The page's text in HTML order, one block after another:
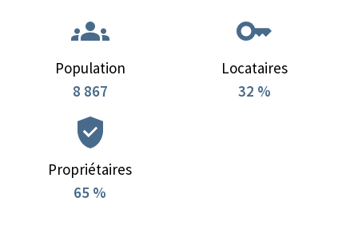
Population
8 867
Locataires
32 %
Propriétaires
65 %